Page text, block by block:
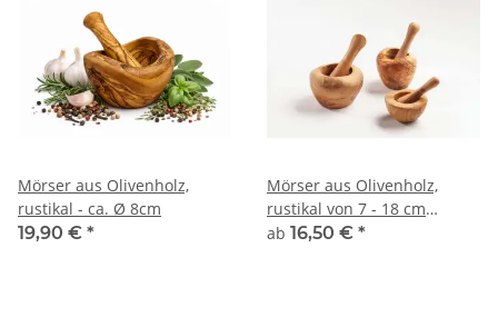
Mörser aus Olivenholz,
rustikal - ca. Ø 8cm
19,90 € *
Mörser aus Olivenholz,
rustikal von 7 - 18 cm
Durchmesser
ab 16,50 € *